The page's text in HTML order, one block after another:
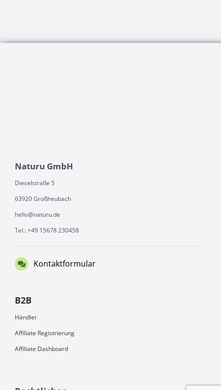
Naturu GmbH
Dieselstraße 5
63920 Großheubach
hello@naturu.de
Tel.: +49 15678 230458
Kontaktformular
B2B
Händler
Affiliate Registrierung
Affiliate Dashboard